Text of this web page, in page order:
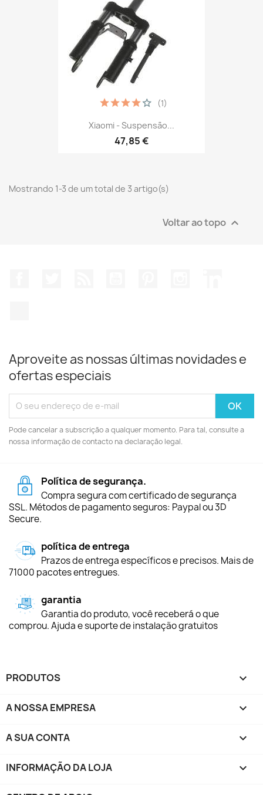
Xiaomi - Suspensão...
47,85 €
(1)
Mostrando 1-3 de um total de 3 artigo(s)
Voltar ao topo 
Aproveite as nossas últimas novidades e
ofertas especiais
Pode cancelar a subscrição a qualquer momento. Para tal, consulte a
nossa informação de contacto na declaração legal.
Política de segurança.
Compra segura com certificado de segurança
SSL. Métodos de pagamento seguros: Paypal ou 3D
Secure.
política de entrega
Prazos de entrega específicos e precisos. Mais de
71000 pacotes entregues.
garantia
Garantia do produto, você receberá o que
comprou. Ajuda e suporte de instalação gratuitos
PRODUTOS 
A NOSSA EMPRESA 
A SUA CONTA 
INFORMAÇÃO DA LOJA keyboard_arrow_down